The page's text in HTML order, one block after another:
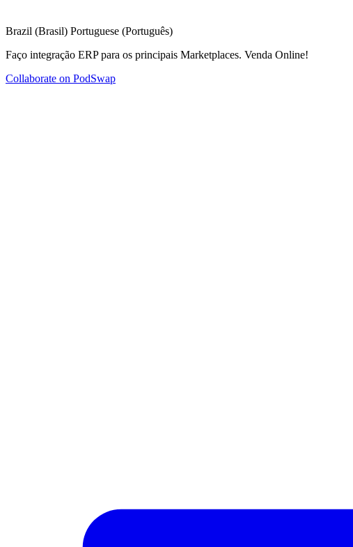
Brazil (Brasil) Portuguese (Português)
Faço integração ERP para os principais Marketplaces. Venda Online!
Collaborate on PodSwap